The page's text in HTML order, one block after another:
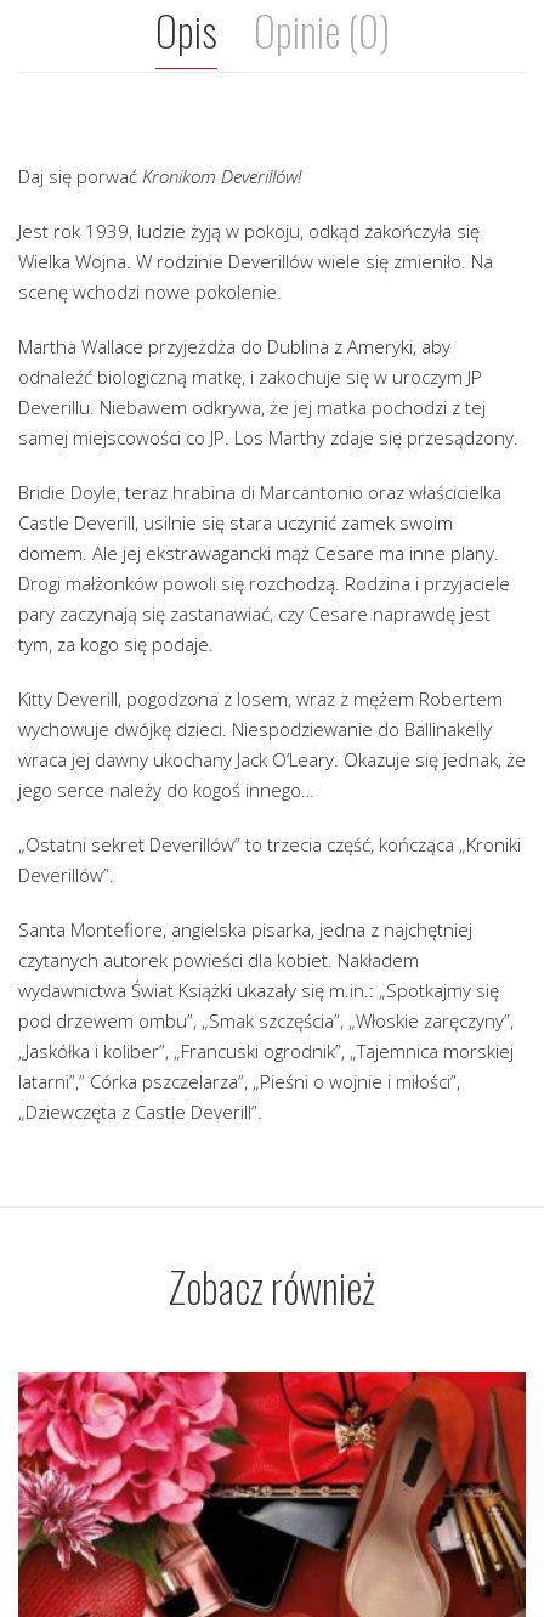
Opis Opinie (0)
Daj się porwać Kronikom Deverillów!
Jest rok 1939, ludzie żyją w pokoju, odkąd zakończyła się
Wielka Wojna. W rodzinie Deverillów wiele się zmieniło. Na
scenę wchodzi nowe pokolenie.
Martha Wallace przyjeżdża do Dublina z Ameryki, aby
odnaleźć biologiczną matkę, i zakochuje się w uroczym JP
Deverillu. Niebawem odkrywa, że jej matka pochodzi z tej
samej miejscowości co JP. Los Marthy zdaje się przesądzony.
Bridie Doyle, teraz hrabina di Marcantonio oraz właścicielka
Castle Deverill, usilnie się stara uczynić zamek swoim
domem. Ale jej ekstrawagancki mąż Cesare ma inne plany.
Drogi małżonków powoli się rozchodzą. Rodzina i przyjaciele
pary zaczynają się zastanawiać, czy Cesare naprawdę jest
tym, za kogo się podaje.
Kitty Deverill, pogodzona z losem, wraz z mężem Robertem
wychowuje dwójkę dzieci. Niespodziewanie do Ballinakelly
wraca jej dawny ukochany Jack O’Leary. Okazuje się jednak, że
jego serce należy do kogoś innego…
„Ostatni sekret Deverillów” to trzecia część, kończąca „Kroniki
Deverillów”.
Santa Montefiore, angielska pisarka, jedna z najchętniej
czytanych autorek powieści dla kobiet. Nakładem
wydawnictwa Świat Książki ukazały się m.in.: „Spotkajmy się
pod drzewem ombu”, „Smak szczęścia”, „Włoskie zaręczyny”,
„Jaskółka i koliber”, „Francuski ogrodnik”, „Tajemnica morskiej
latarni”,” Córka pszczelarza”, „Pieśni o wojnie i miłości”,
„Dziewczęta z Castle Deverill”.
Zobacz również